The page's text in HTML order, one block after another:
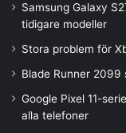
Samsung Galaxy
tidigare modeller
Stora problem för
Blade Runner 2099
Google Pixel 11-
alla telefoner